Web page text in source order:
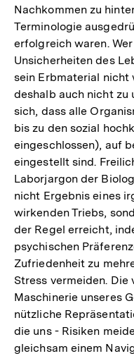
Nachkommen zu
Terminologie
erfolgreich waren.
Unsicherheiten des
sein Erbmaterial
deshalb auch nicht zu
sich, dass alle
bis zu den sozial
eingeschlossen), auf
eingestellt sind.
Laborjargon der
nicht Ergebnis eines
wirkenden Triebs,
der Regel erreicht,
psychischen
Zufriedenheit zu
Stress vermeiden.
Maschinerie unseres
nützliche
die uns - Risiken
gleichsam einem